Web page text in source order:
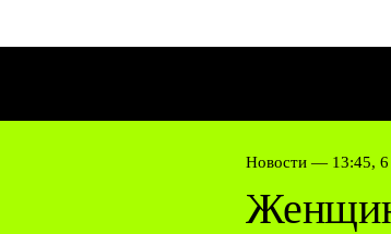
Новости — 13:45, 6